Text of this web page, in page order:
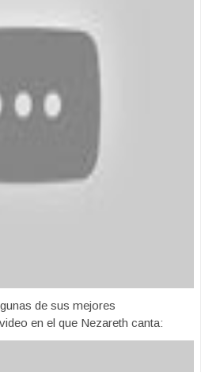
de sus mejores
en el que Nezareth canta: